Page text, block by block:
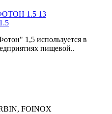
1,5 используется в
пищевой..
FOINOX